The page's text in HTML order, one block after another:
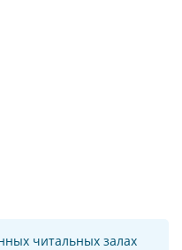
читальных залах